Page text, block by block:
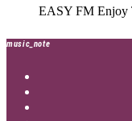
EASY FM Enjoy
music_note